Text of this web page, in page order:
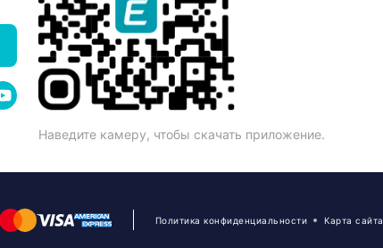
Наведите камеру, чтобы скачать приложение.
Политика конфиденциальности Карта сайта